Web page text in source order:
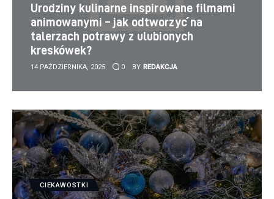
Urodziny kulinarne inspirowane filmami
animowanymi – jak odtworzyć na
talerzach potrawy z ulubionych
kreskówek?
14 PAŹDZIERNIKA, 2025 0 BY REDAKCJA
CIEKAWOSTKI